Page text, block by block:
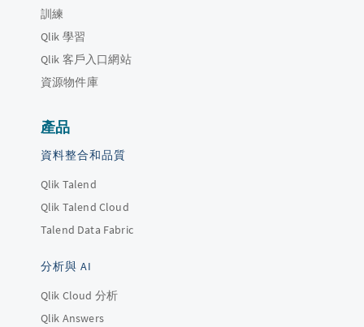
訓練
Qlik 學習
Qlik 客戶入口網站
資源物件庫
產品
資料整合和品質
Qlik Talend
Qlik Talend Cloud
Talend Data Fabric
分析與 AI
Qlik Cloud 分析
Qlik Answers